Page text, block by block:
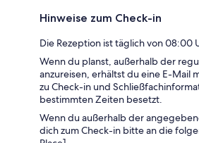
Hinweise zum Check-in
Die Rezeption ist täglich von 08:00
Wenn du planst, außerhalb der
anzureisen, erhältst du eine E-Mail
zu Check-in und
bestimmten Zeiten besetzt.
Wenn du außerhalb der
dich zum Check-in bitte an die